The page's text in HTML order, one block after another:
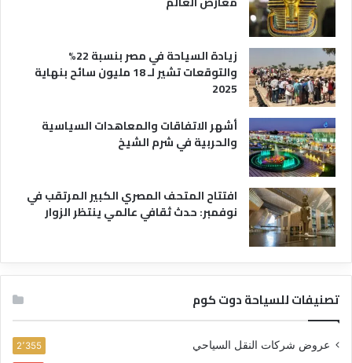
زيادة السياحة في مصر بنسبة 22%
والتوقعات تشير لـ 18 مليون سائح بنهاية
2025
أشهر الاتفاقات والمعاهدات السياسية
والحربية في شرم الشيخ
افتتاح المتحف المصري الكبير المرتقب في
نوفمبر: حدث ثقافي عالمي ينتظر الزوار
تصنيفات للسياحة دوت كوم
عروض شركات النقل السياحي 2٬355